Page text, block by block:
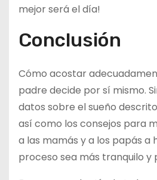
mejor será el día!
Conclusión
Cómo acostar
padre decide por sí mismo.
datos sobre el sueño
así como los consejos para
a las mamás y a los papás a
proceso sea más tranquilo y